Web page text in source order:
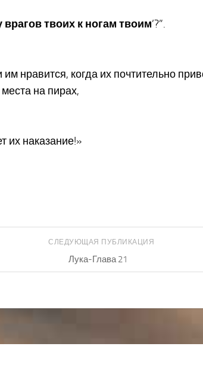
твоих к ногам твоим’?”.
нравится, когда их почтительно
на пирах,
их наказание!»
СЛЕДУЮЩАЯ ПУБЛИКАЦИЯ
Лука-Глава 21